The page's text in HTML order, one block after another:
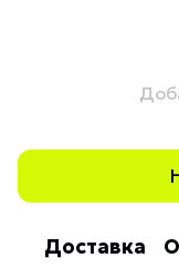
Доставка